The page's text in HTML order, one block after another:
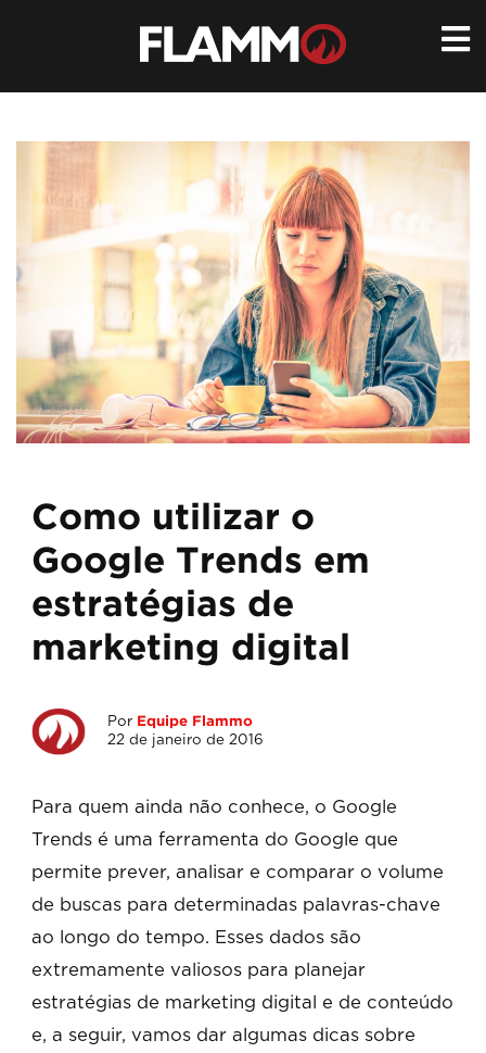
Como utilizar o
Google Trends em
estratégias de
marketing digital
Por Equipe Flammo
22 de janeiro de 2016
Para quem ainda não conhece, o Google
Trends é uma ferramenta do Google que
permite prever, analisar e comparar o volume
de buscas para determinadas palavras-chave
ao longo do tempo. Esses dados são
extremamente valiosos para planejar
estratégias de marketing digital e de conteúdo
e, a seguir, vamos dar algumas dicas sobre